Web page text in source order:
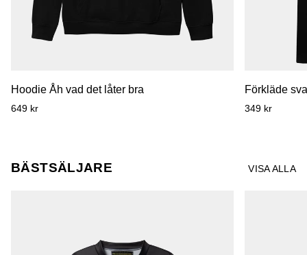
Hoodie
bra
Hoodie Åh vad det låter bra
649 kr
Förkläde
Förkläde
349 kr
BÄSTSÄLJARE VISA ALLA